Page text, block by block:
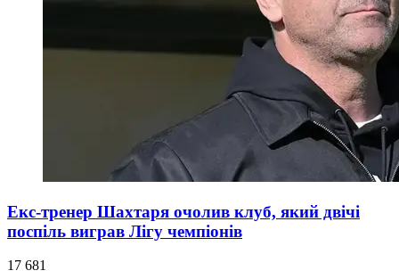
Екс-тренер Шахтаря очолив клуб, який двічі
поспіль виграв Лігу чемпіонів
17 681